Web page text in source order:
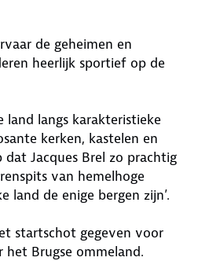
de geheimen en
heerlijk sportief op de
land langs karakteristieke
kerken, kastelen en
Jacques Brel zo prachtig
van hemelhoge
land de enige bergen zijn’.
startschot gegeven voor
het Brugse ommeland.